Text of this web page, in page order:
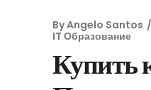
ByAngelo Santos
IT Образование
Купить